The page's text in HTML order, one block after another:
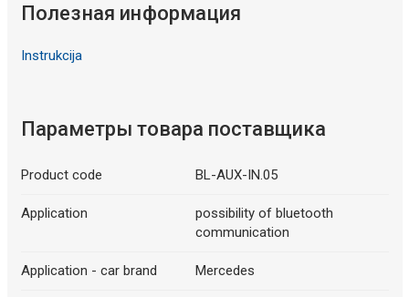
Полезная информация
Instrukcija
Параметры товара поставщика
Product code BL-AUX-IN.05
Application
possibility of bluetooth
communication
Application - car brand Mercedes